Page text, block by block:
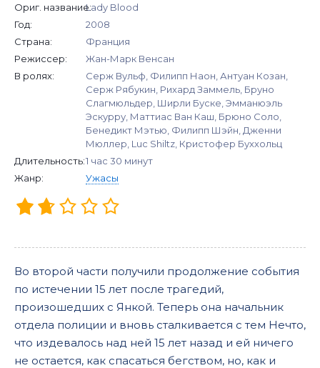
Ориг. название:Lady Blood
Год:
2008
Страна:
Франция
Режиссер:
Жан-Марк Венсан
В ролях:
Серж Вульф, Филипп Наон, Антуан Козан,
Серж Рябукин, Рихард Заммель, Бруно
Слагмюльдер, Ширли Буске, Эмманюэль
Эскурру, Маттиас Ван Каш, Брюно Соло,
Бенедикт Мэтью, Филипп Шэйн, Дженни
Мюллер, Luc Shiltz, Кристофер Буххольц
Длительность:1 час 30 минут
Жанр:
Ужасы
Во второй части получили продолжение события
по истечении 15 лет после трагедий,
произошедших с Янкой. Теперь она начальник
отдела полиции и вновь сталкивается с тем Нечто,
что издевалось над ней 15 лет назад и ей ничего
не остается, как спасаться бегством, но, как и